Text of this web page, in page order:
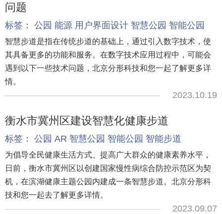
问题
标签： 公园 能源 用户界面设计 智慧公园 智能公园
智慧步道是指在传统步道的基础上，通过引入数字技术，使
其具备更多的功能和服务。在数字技术应用过程中，可能会
遇到以下一些技术问题，北京分形科技和您一起了解更多详
情。
2023.10.19
衡水市冀州区建设智慧化健康步道
标签： 公园 AR 智慧公园 智能公园 智能步道
为倡导全民健康生活方式、提高广大群众的健康素养水平，
日前，衡水市冀州区以创建国家慢性病综合防控示范区为契
机，在滨湖健康主题公园内建成一条智慧步道。北京分形科
技和您一起去了解更多详情。
2023.09.07